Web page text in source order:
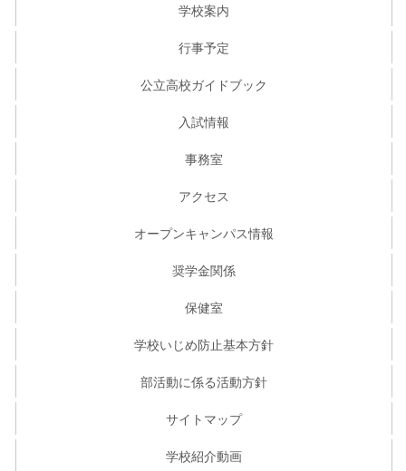
学校案内
行事予定
公立高校ガイドブック
入試情報
事務室
アクセス
オープンキャンパス情報
奨学金関係
保健室
学校いじめ防止基本方針
部活動に係る活動方針
サイトマップ
学校紹介動画